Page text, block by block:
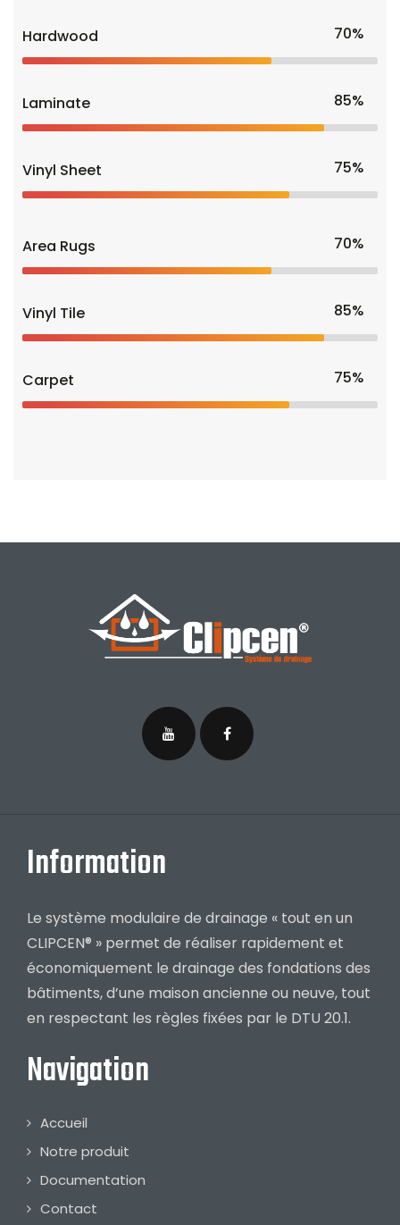
Hardwood 70%
Laminate 85%
Vinyl Sheet 75%
Area Rugs 70%
Vinyl Tile 85%
Carpet 75%
Information
Le système modulaire de drainage « tout en un
CLIPCEN® » permet de réaliser rapidement et
économiquement le drainage des fondations des
bâtiments, d’une maison ancienne ou neuve, tout
en respectant les règles fixées par le DTU 20.1.
Navigation
Accueil
Notre produit
Documentation
Contact